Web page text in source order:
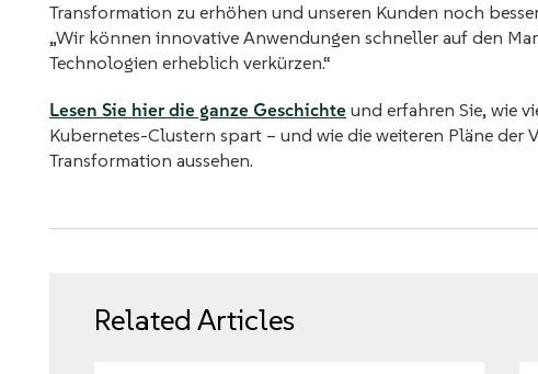
Transformation zu erhöhen und unseren Kunden noch
„Wir können innovative Anwendungen schneller auf den
Technologien erheblich verkürzen.“
Lesen Sie hier die ganze Geschichte und erfahren Sie, wie
Kubernetes-Clustern spart – und wie die weiteren Pläne
Transformation aussehen.
Related Articles